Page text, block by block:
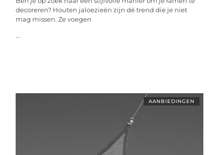
decoreren? Houten jaloezieën zijn dé trend die je niet
mag missen. Ze voegen
...
AANBIEDINGEN